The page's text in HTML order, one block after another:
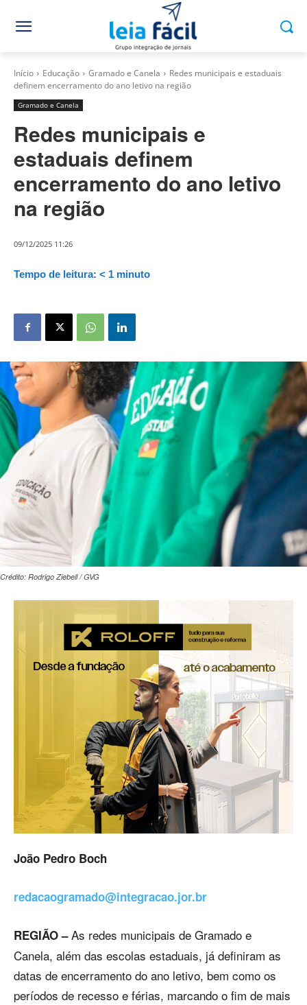
Início Educação Gramado e Canela
Redes municipais e estaduais
definem encerramento do ano letivo na região
Gramado e Canela
Redes municipais e
estaduais definem
encerramento do ano letivo
na região
09/12/2025 11:26
Tempo de leitura: < 1 minuto
Crédito: Rodrigo Ziebell / GVG
João Pedro Boch
redacaogramado@integracao.jor.br
REGIÃO –As redes municipais de Gramado e
Canela, além das escolas estaduais, já definiram as
datas de encerramento do ano letivo, bem como os
períodos de recesso e férias, marcando o fim de mais